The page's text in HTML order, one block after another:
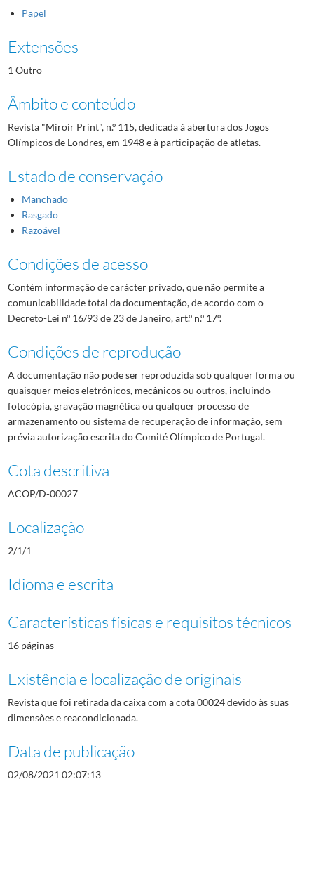
Papel
Extensões
1 Outro
Âmbito e conteúdo
Revista "Miroir Print", n.º 115, dedicada à abertura dos Jogos
Olímpicos de Londres, em 1948 e à participação de atletas.
Estado de conservação
Manchado
Rasgado
Razoável
Condições de acesso
Contém informação de carácter privado, que não permite a
comunicabilidade total da documentação, de acordo com o
Decreto-Lei nº 16/93 de 23 de Janeiro, art.º n.º 17º.
Condições de reprodução
A documentação não pode ser reproduzida sob qualquer forma ou
quaisquer meios eletrónicos, mecânicos ou outros, incluindo
fotocópia, gravação magnética ou qualquer processo de
armazenamento ou sistema de recuperação de informação, sem
prévia autorização escrita do Comité Olímpico de Portugal.
Cota descritiva
ACOP/D-00027
Localização
2/1/1
Idioma e escrita
Características físicas e requisitos técnicos
16 páginas
Existência e localização de originais
Revista que foi retirada da caixa com a cota 00024 devido às suas
dimensões e reacondicionada.
Data de publicação
02/08/2021 02:07:13